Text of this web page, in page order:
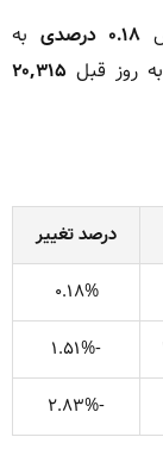
۰.۱۸ درصدی
به
روز قبل ۲۰,۳۱۵
درصد تغییر
۰.۱۸%
-۱.۵۱%
-۲.۸۳%